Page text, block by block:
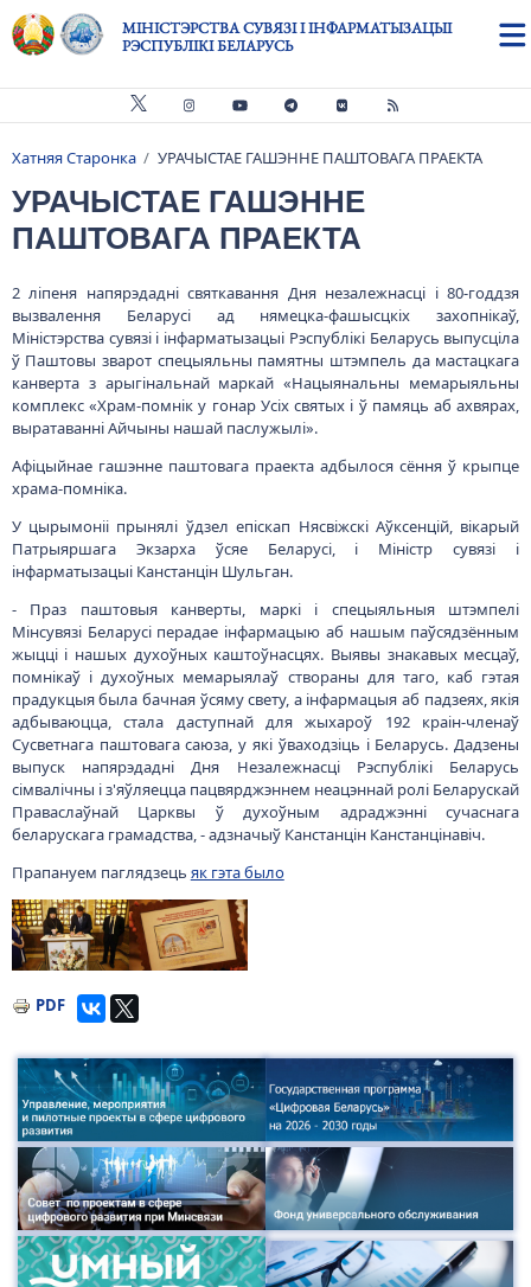
Skip to main content
МІНІСТЭРСТВА СУВЯЗІ І ІНФАРМАТЫЗАЦЫІ
РЭСПУБЛІКІ БЕЛАРУСЬ
Breadcrumb
Хатняя Старонка УРАЧЫСТАЕ ГАШЭННЕ ПАШТОВАГА ПРАЕКТА
УРАЧЫСТАЕ ГАШЭННЕ
ПАШТОВАГА ПРАЕКТА
2 ліпеня напярэдадні святкавання Дня незалежнасці і 80-годдзя
вызвалення Беларусі ад нямецка-фашысцкіх захопнікаў,
Міністэрства сувязі і інфарматызацыі Рэспублікі Беларусь выпусціла
ў Паштовы зварот спецыяльны памятны штэмпель да мастацкага
канверта з арыгінальнай маркай «Нацыянальны мемарыяльны
комплекс «Храм-помнік у гонар Усіх святых і ў памяць аб ахвярах,
выратаванні Айчыны нашай паслужылі».
Афіцыйнае гашэнне паштовага праекта адбылося сёння ў крыпце
храма-помніка.
У цырымоніі прынялі ўдзел епіскап Нясвіжскі Аўксенцій, вікарый
Патрыяршага Экзарха ўсяе Беларусі, і Міністр сувязі і
інфарматызацыі Канстанцін Шульган.
- Праз паштовыя канверты, маркі і спецыяльныя штэмпелі
Мінсувязі Беларусі перадае інфармацыю аб нашым паўсядзённым
жыцці і нашых духоўных каштоўнасцях. Выявы знакавых месцаў,
помнікаў і духоўных мемарыялаў створаны для таго, каб гэтая
прадукцыя была бачная ўсяму свету, а інфармацыя аб падзеях, якія
адбываюцца, стала даступнай для жыхароў 192 краін-членаў
Сусветнага паштовага саюза, у які ўваходзіць і Беларусь. Дадзены
выпуск напярэдадні Дня Незалежнасці Рэспублікі Беларусь
сімвалічны і з'яўляецца пацвярджэннем неацэннай ролі Беларускай
Праваслаўнай Царквы ў духоўным адраджэнні сучаснага
беларускага грамадства, - адзначыў Канстанцін Канстанцінавіч.
Прапануем паглядзець як гэта было
Малюнак
Малюнак
PDF